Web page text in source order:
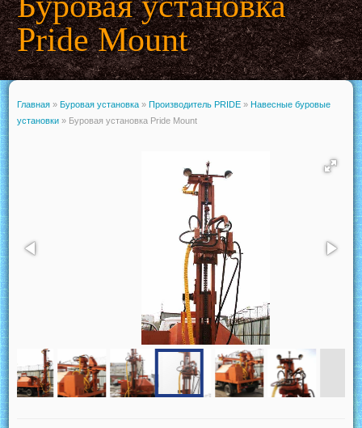
Pride Mount
Главная » Буровая установка » Производитель PRIDE » Навесные буровые
установки » Буровая установка Pride Mount